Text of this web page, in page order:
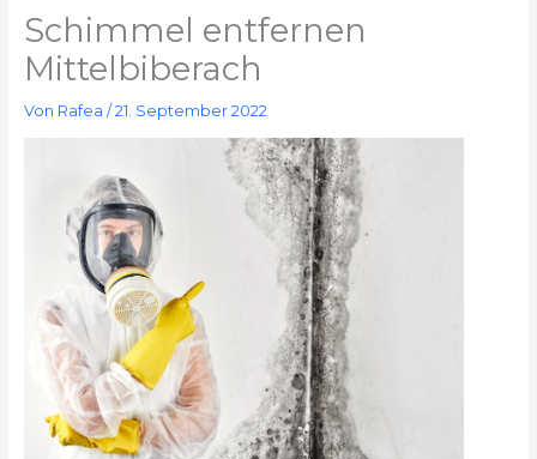
Schimmel entfernen
Mittelbiberach
Von Rafea /21. September 2022